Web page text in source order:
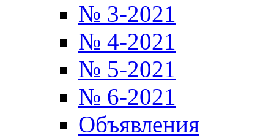
№ 3-2021
№ 4-2021
№ 5-2021
№ 6-2021
Объявления